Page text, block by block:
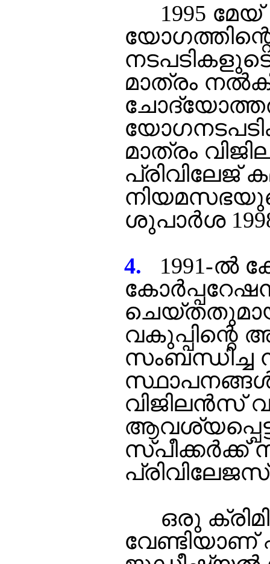
1995 മേയ്
മാത്രം
മാത്രം
പ്രിവിലേജ്
ശുപാര്‍ശ
4. 1991-ല്‍
വകുപ്പിന്റെ
വിജിലന്‍സ്
സ്പീക്കര്‍ക്ക്
പ്രിവിലേജസ്
ഒരു
വേണ്ടിയാണ്